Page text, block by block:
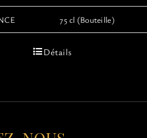
75 cl (Bouteille)
Ce
variations.
options
Détails